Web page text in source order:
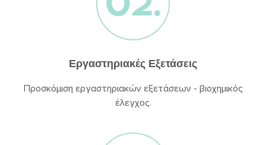
Εργαστηριακές Εξετάσεις
Προσκόμιση εργαστηριακών εξετάσεων - βιοχημικός
έλεγχος.